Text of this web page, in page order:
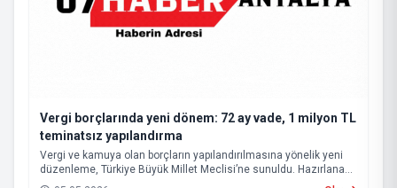
Vergi borçlarında yeni dönem: 72 ay vade, 1 milyon TL
teminatsız yapılandırma
Vergi ve kamuya olan borçların yapılandırılmasına yönelik yeni
düzenleme, Türkiye Büyük Millet Meclisi’ne sunuldu. Hazırlanan
teklif, hem mükelleflerin ödeme yükünü hafifletmeyi hem de